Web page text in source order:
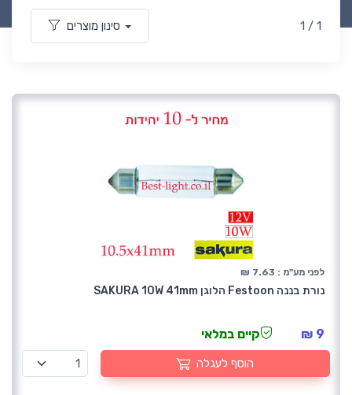
סינון מוצרים 1 / 1
לפני מע"מ : 7.63 ₪
נורת בננה Festoon הלוגן SAKURA 10W 41mm
9 ₪ קיים במלאי
הוסף לעגלה